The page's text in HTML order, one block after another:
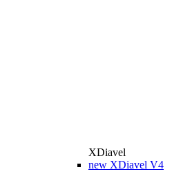
XDiavel
new XDiavel V4